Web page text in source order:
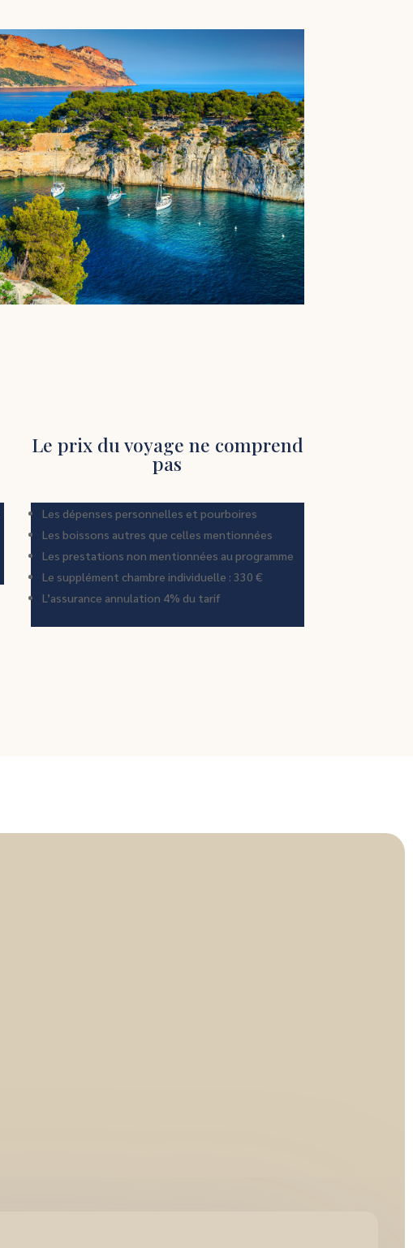
Le prix du voyage ne comprend
pas
Les dépenses personnelles et pourboires
Les boissons autres que celles mentionnées
Les prestations non mentionnées au programme
Le supplément chambre individuelle : 330 €
L’assurance annulation 4% du tarif